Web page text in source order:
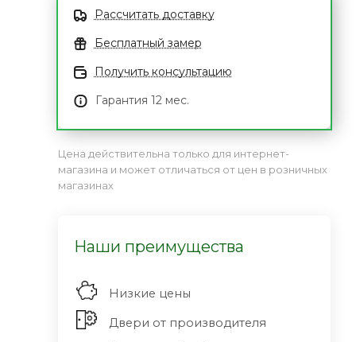
Рассчитать доставку
Бесплатный замер
Получить консультацию
Гарантия 12 мес.
Цена действительна только для интернет-
магазина и может отличаться от цен в розничных
магазинах
Наши преимущества
Низкие цены
Двери от производителя